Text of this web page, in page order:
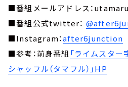
■番組メールアドレス：
■番組公式twitter：
■Instagram：after6junction
■参考：前身番組 「ライムスター
シャッフル（タマフル）」HP